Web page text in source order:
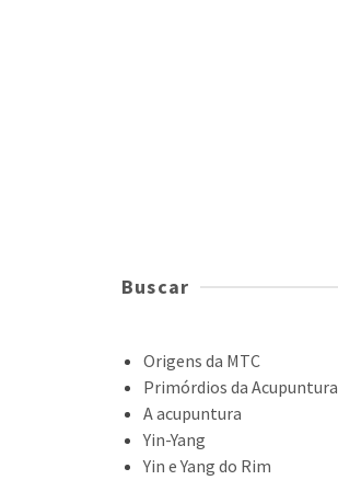
Buscar
Origens da MTC
Primórdios da Acupuntura
A acupuntura
Yin-Yang
Yin e Yang do Rim